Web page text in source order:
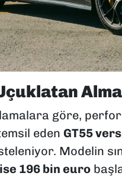
göre,
eden GT55
Modelin
196 bin euro